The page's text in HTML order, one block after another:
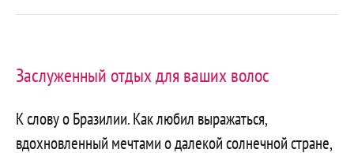
Заслуженный отдых для ваших волос
К слову о Бразилии. Как любил выражаться,
вдохновленный мечтами о далекой солнечной стране,